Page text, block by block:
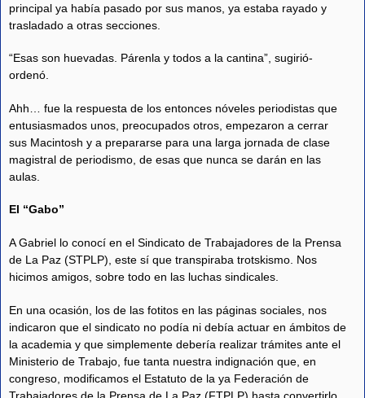
principal ya había pasado por sus manos, ya estaba rayado y
trasladado a otras secciones.
“Esas son huevadas. Párenla y todos a la cantina”, sugirió-
ordenó.
Ahh… fue la respuesta de los entonces nóveles periodistas que
entusiasmados unos, preocupados otros, empezaron a cerrar
sus Macintosh y a prepararse para una larga jornada de clase
magistral de periodismo, de esas que nunca se darán en las
aulas.
El “Gabo”
A Gabriel lo conocí en el Sindicato de Trabajadores de la Prensa
de La Paz (STPLP), este sí que transpiraba trotskismo. Nos
hicimos amigos, sobre todo en las luchas sindicales.
En una ocasión, los de las fotitos en las páginas sociales, nos
indicaron que el sindicato no podía ni debía actuar en ámbitos de
la academia y que simplemente debería realizar trámites ante el
Ministerio de Trabajo, fue tanta nuestra indignación que, en
congreso, modificamos el Estatuto de la ya Federación de
Trabajadores de la Prensa de La Paz (FTPLP) hasta convertirlo